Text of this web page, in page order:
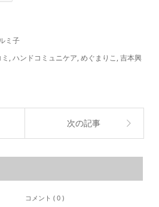
ミ子
,ハンドコミュニケア,めぐまりこ ,吉本興
次の記事
コメント ( 0 )